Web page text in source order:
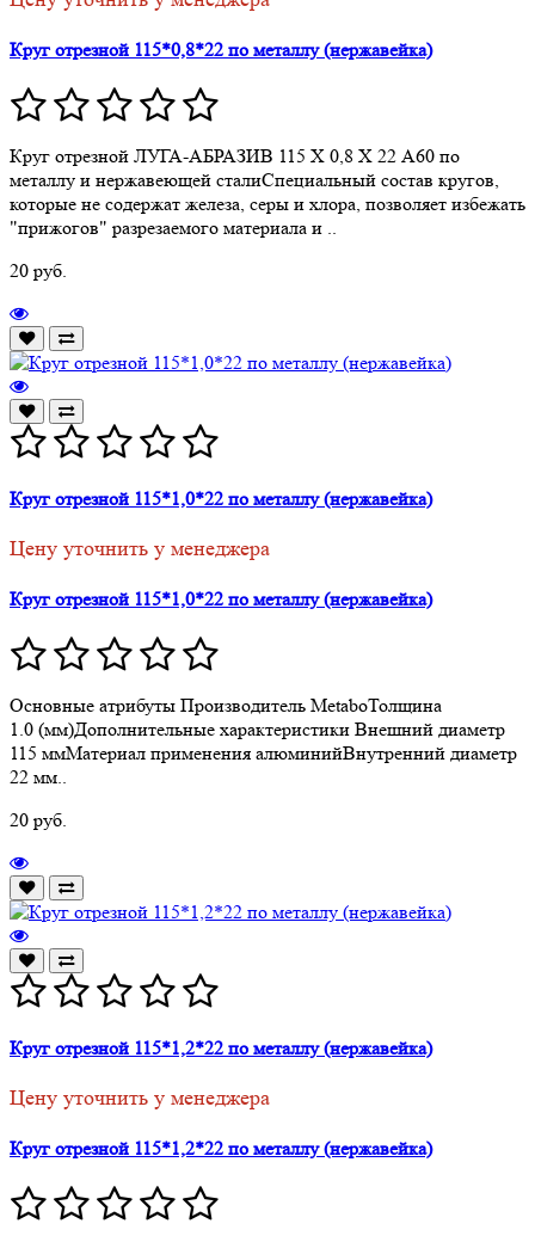
Круг отрезной 115*0,8*22 по металлу (нержавейка)
Круг отрезной ЛУГА-АБРАЗИВ 115 Х 0,8 Х 22 А60 по
металлу и нержавеющей сталиСпециальный состав кругов,
которые не содержат железа, серы и хлора, позволяет избежать
"прижогов" разрезаемого материала и ..
20 руб.
Круг отрезной 115*1,0*22 по металлу (нержавейка)
Цену уточнить у менеджера
Круг отрезной 115*1,0*22 по металлу (нержавейка)
Основные атрибуты Производитель MetaboТолщина
1.0 (мм)Дополнительные характеристики Внешний диаметр
115 ммМатериал применения алюминийВнутренний диаметр
22 мм..
20 руб.
Круг отрезной 115*1,2*22 по металлу (нержавейка)
Цену уточнить у менеджера
Круг отрезной 115*1,2*22 по металлу (нержавейка)